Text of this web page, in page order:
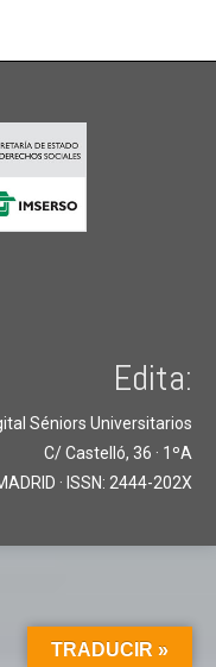
Edita:
Séniors Universitarios
C/ Castelló, 36 · 1ºA
· ISSN: 2444-202X
TRADUCIR »